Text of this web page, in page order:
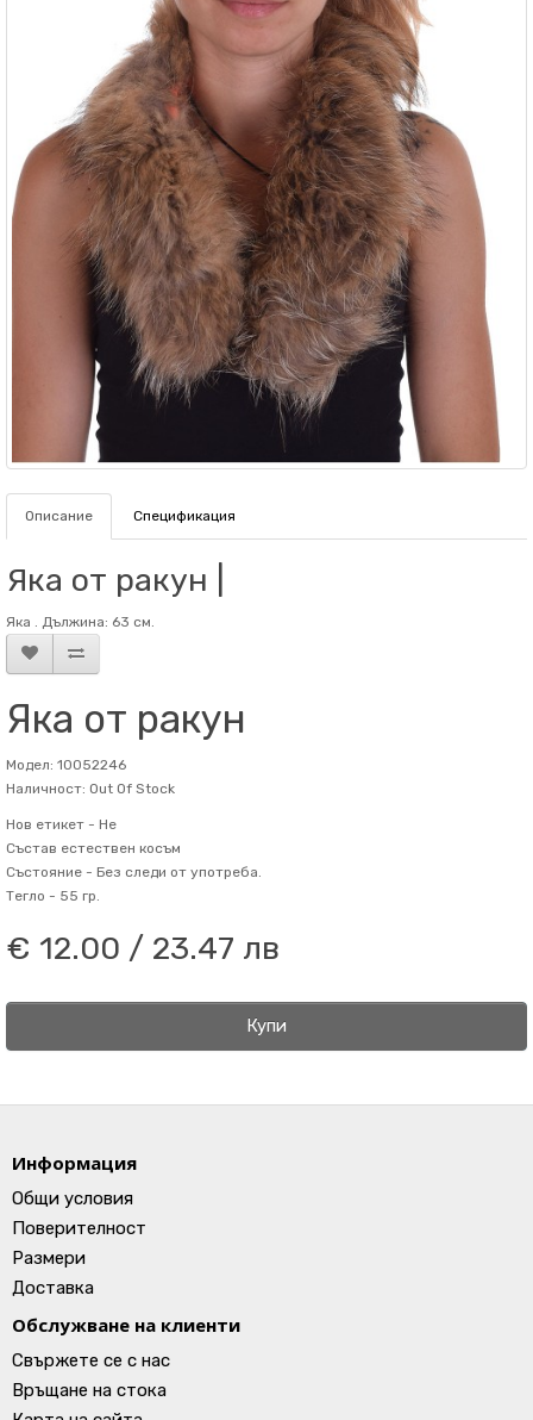
Описание Спецификация
Яка от ракун |
Яка . Дължина: 63 см.
Яка от ракун
Модел: 10052246
Наличност: Out Of Stock
Нов етикет - Не
Състав естествен косъм
Състояние - Без следи от употреба.
Тегло - 55 гр.
€ 12.00 / 23.47 лв
Купи
Информация
Общи условия
Поверителност
Размери
Доставка
Обслужване на клиенти
Свържете се с нас
Връщане на стока